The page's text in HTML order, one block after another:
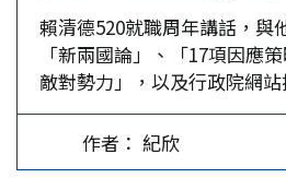
賴清德520就職周年講話，與
「新兩國論」、「17項因應
敵對勢力」，以及行政院網
列為其餘人口」等論調明顯
論。 賴清德姿態放軟、在兩
應有內外雙重的考量。對內
作者： 紀欣